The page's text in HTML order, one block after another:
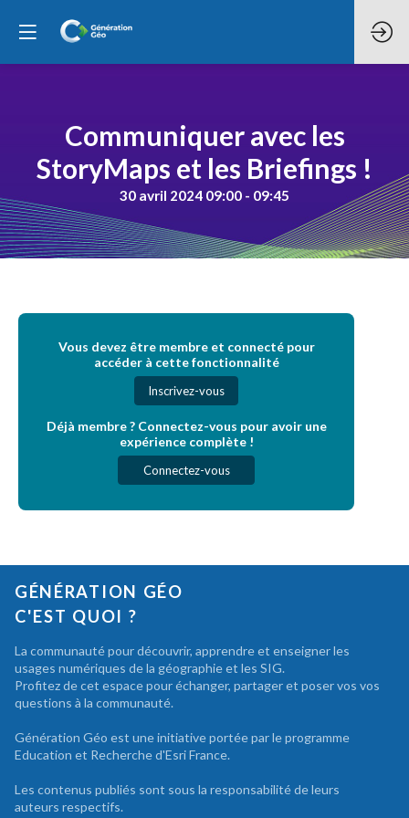
Communiquer avec les
StoryMaps et les Briefings !
30 avril 2024 09:00 - 09:45
Vous devez être membre et connecté pour
accéder à cette fonctionnalité
Inscrivez-vous
Déjà membre ? Connectez-vous pour avoir une
expérience complète !
Connectez-vous
GÉNÉRATION GÉO
C'EST QUOI ?
La communauté pour découvrir, apprendre et enseigner les
usages numériques de la géographie et les SIG.
Profitez de cet espace pour échanger, partager et poser vos vos
questions à la communauté.
Génération Géo est une initiative portée par le programme
Education et Recherche d'Esri France.
Les contenus publiés sont sous la responsabilité de leurs
auteurs respectifs.